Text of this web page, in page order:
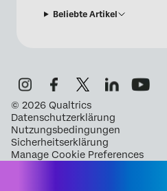
Beliebte Artikel
© 2026 Qualtrics
Datenschutzerklärung
Nutzungsbedingungen
Sicherheitserklärung
Manage Cookie Preferences